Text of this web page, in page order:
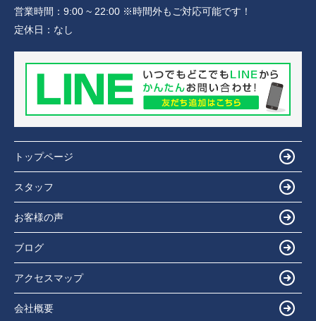
営業時間： 9:00 ~ 22:00 ※時間外もご対応可能です！
定休日： なし
トップページ
スタッフ
お客様の声
ブログ
アクセスマップ
会社概要